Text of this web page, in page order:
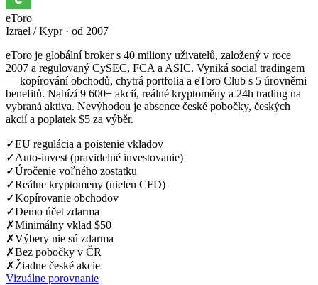
eToro
Izrael / Kypr · od 2007
eToro je globální broker s 40 miliony uživatelů, založený v roce
2007 a regulovaný CySEC, FCA a ASIC. Vyniká social tradingem
— kopírování obchodů, chytrá portfolia a eToro Club s 5 úrovněmi
benefitů. Nabízí 9 600+ akcií, reálné kryptoměny a 24h trading na
vybraná aktiva. Nevýhodou je absence české pobočky, českých
akcií a poplatek $5 za výběr.
✓EU regulácia a poistenie vkladov
✓Auto-invest (pravidelné investovanie)
✓Úročenie voľného zostatku
✓Reálne kryptomeny (nielen CFD)
✓Kopírovanie obchodov
✓Demo účet zdarma
✗Minimálny vklad $50
✗Výbery nie sú zdarma
✗Bez pobočky v ČR
✗Žiadne české akcie
Vizuálne porovnanie